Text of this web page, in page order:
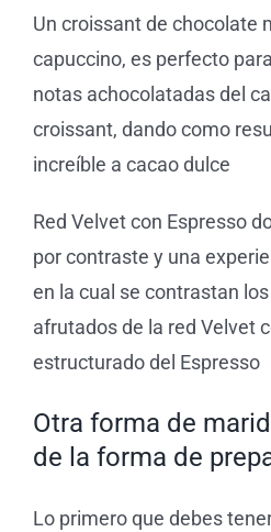
Un croissant de chocolate
capuccino, es perfecto
notas achocolatadas del
croissant, dando como
increíble a cacao dulce
Red Velvet con Espresso
por contraste y una
en la cual se contrastan
afrutados de la red Velvet
estructurado del Espresso
Otra forma de
de la forma de
Lo primero que debes